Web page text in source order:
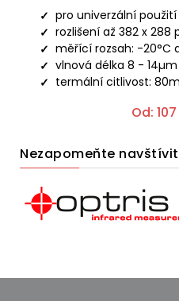
pro univerzální použití
rozlišení až 382 x 288
měřící rozsah: -20°C
vlnová délka 8 - 14µm
termální citlivost:
Od:
Nezapomeňte navštívit